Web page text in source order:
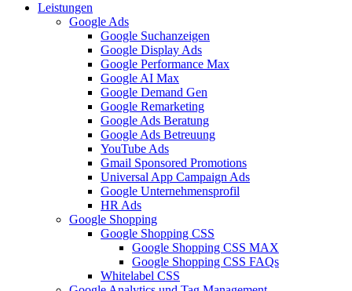
Leistungen
Google Ads
Google Suchanzeigen
Google Display Ads
Google Performance Max
Google AI Max
Google Demand Gen
Google Remarketing
Google Ads Beratung
Google Ads Betreuung
YouTube Ads
Gmail Sponsored Promotions
Universal App Campaign Ads
Google Unternehmensprofil
HR Ads
Google Shopping
Google Shopping CSS
Google Shopping CSS MAX
Google Shopping CSS FAQs
Whitelabel CSS